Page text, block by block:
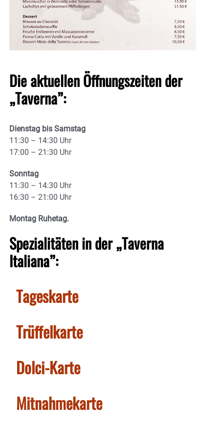
Die aktuellen Öffnungszeiten der
„Taverna”:
Dienstag bis Samstag
11:30 – 14:30 Uhr
17:00 – 21:30 Uhr
Sonntag
11:30 – 14:30 Uhr
16:30 – 21:00 Uhr
Montag Ruhetag.
Spezialitäten in der „Taverna
Italiana”:
Tageskarte
Trüffelkarte
Dolci-Karte
Mitnahmekarte